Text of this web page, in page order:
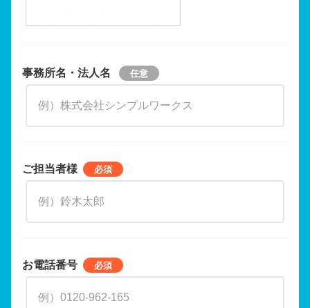
事務所名・法人名
ご担当者様
お電話番号